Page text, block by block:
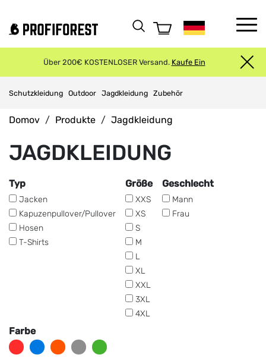
Über 200€ KOSTENLOSER Versand. Kaufe Ein
Schutzkleidung Outdoor Jagdkleidung Zubehör
Domov Produkte Jagdkleidung
JAGDKLEIDUNG
Typ
Jacken
Kapuzenpullover/Pullover
Hosen
T-Shirts
Größe
XXS
XS
S
M
L
XL
XXL
3XL
4XL
Geschlecht
Mann
Frau
Farbe